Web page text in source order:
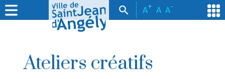
A+ A A-
Ateliers créatifs